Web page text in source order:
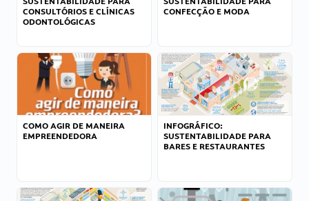
CONSULTÓRIOS E CLÍNICAS
ODONTOLÓGICAS
CONFECÇÃO E MODA
COMO AGIR DE MANEIRA
EMPREENDEDORA
INFOGRÁFICO:
SUSTENTABILIDADE PARA
BARES E RESTAURANTES